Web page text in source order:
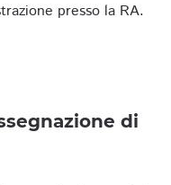
presso la RA.
di